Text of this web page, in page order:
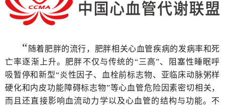
“ 随着肥胖的流行，肥胖相关心血管疾病的发病率和死
亡率逐渐上升。肥胖不仅与传统的“三高”、阻塞性睡眠呼
吸暂停和新型“炎性因子、血栓前标志物、亚临床动脉粥样
硬化和内皮功能障碍标志物”等心血管危险因素密切相关，
而且还直接影响血流动力学以及心血管的结构与功能。不